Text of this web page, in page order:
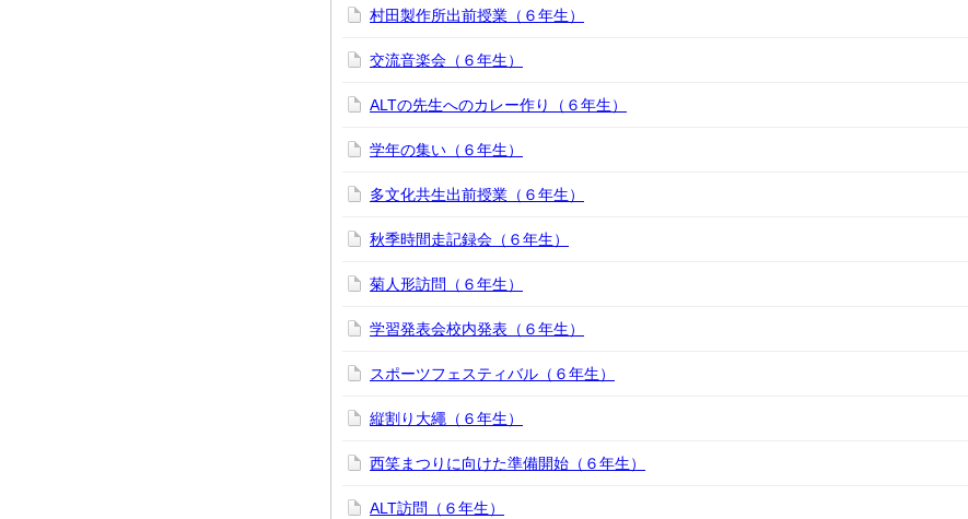
村田製作所出前授業（６年生）
交流音楽会（６年生）
ALTの先生へのカレー作り（６年生）
学年の集い（６年生）
多文化共生出前授業（６年生）
秋季時間走記録会（６年生）
菊人形訪問（６年生）
学習発表会校内発表（６年生）
スポーツフェスティバル（６年生）
縦割り大繩（６年生）
西笑まつりに向けた準備開始（６年生）
ALT訪問（６年生）